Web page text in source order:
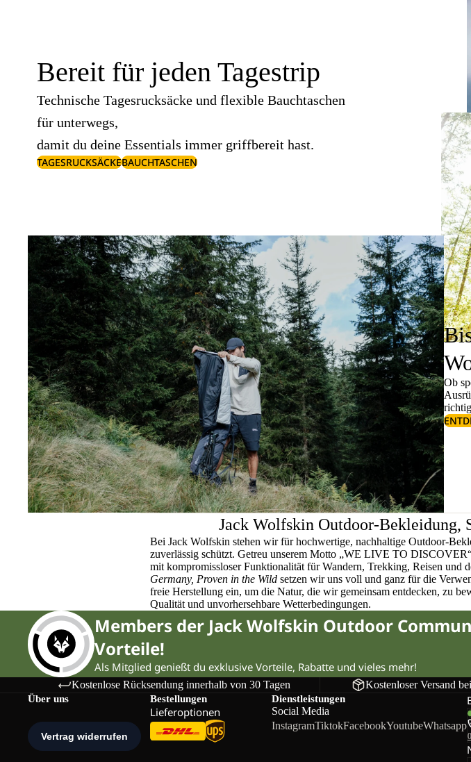
Bereit für jeden Tagestrip
Technische Tagesrucksäcke und flexible Bauchtaschen
für unterwegs,
damit du deine Essentials immer griffbereit hast.
TAGESRUCKSÄCKEBAUCHTASCHEN
Ob
Jack Wolfskin Outdoor-Bekleidung,
Bei Jack Wolfskin stehen wir für hochwertige, nachhaltige Outdoor-
zuverlässig schützt. Getreu unserem Motto „WE LIVE TO
mit kompromissloser Funktionalität für Wandern, Trekking, Reisen und
Germany, Proven in the Wild setzen wir uns voll und ganz für die
freie Herstellung ein, um die Natur, die wir gemeinsam entdecken, zu
Qualität und unvorhersehbare Wetterbedingungen.
Members der Jack Wolfskin Outdoor
Vorteile!
Als Mitglied genießt du exklusive Vorteile, Rabatte und vieles mehr!
Kostenlose Rücksendung innerhalb von 30 Tagen Kostenloser Versand
Über uns Bestellungen
Lieferoptionen
Dienstleistungen
Social Media
InstagramTiktokFacebookYoutubeWhatsapp